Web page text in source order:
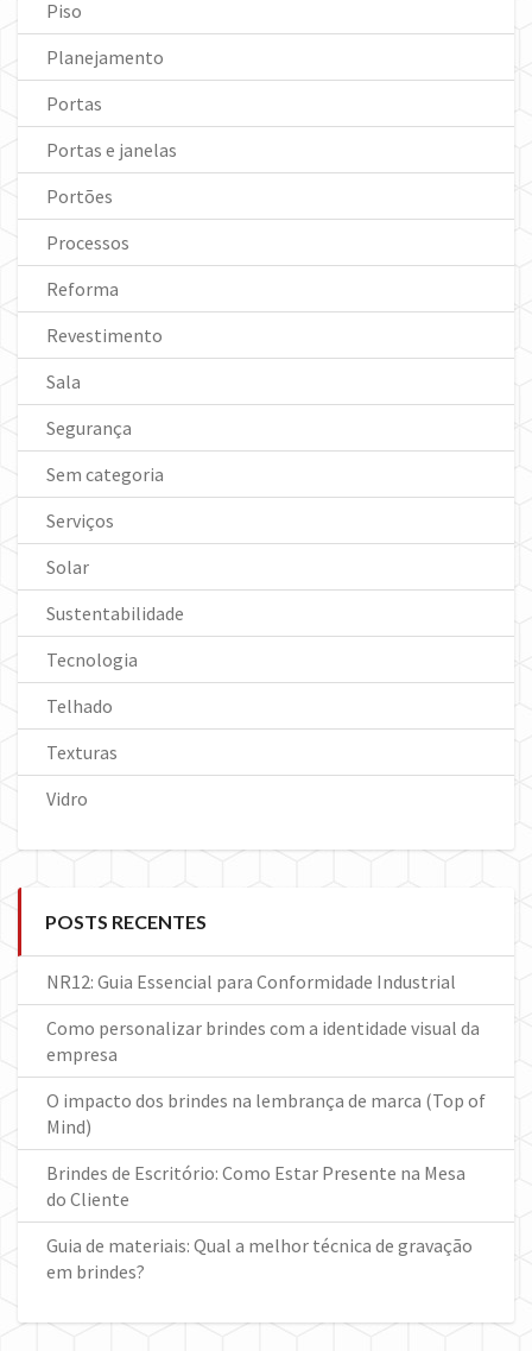
Piso
Planejamento
Portas
Portas e janelas
Portões
Processos
Reforma
Revestimento
Sala
Segurança
Sem categoria
Serviços
Solar
Sustentabilidade
Tecnologia
Telhado
Texturas
Vidro
POSTS RECENTES
NR12: Guia Essencial para Conformidade Industrial
Como personalizar brindes com a identidade visual da
empresa
O impacto dos brindes na lembrança de marca (Top of
Mind)
Brindes de Escritório: Como Estar Presente na Mesa
do Cliente
Guia de materiais: Qual a melhor técnica de gravação
em brindes?